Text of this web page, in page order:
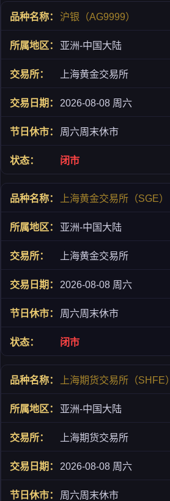
沪银（AG9999）
亚洲-中国大陆
上海黄金交易所
2026-08-08 周六
周六周末休市
闭市
上海黄金交易所（SGE）
亚洲-中国大陆
上海黄金交易所
2026-08-08 周六
周六周末休市
闭市
上海期货交易所（SHFE）
亚洲-中国大陆
上海期货交易所
2026-08-08 周六
周六周末休市